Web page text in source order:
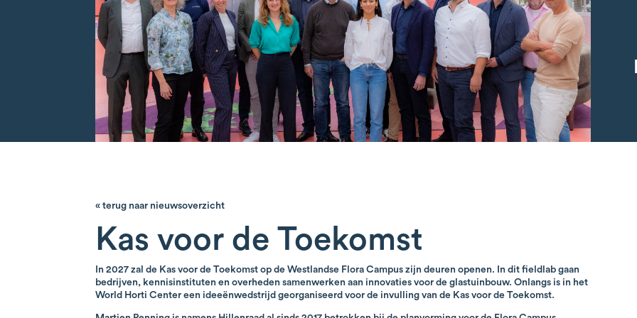
« terug naar nieuwsoverzicht
Kas voor de Toekomst
In 2027 zal de Kas voor de Toekomst op de Westlandse Flora Campus zijn deuren openen. In dit fieldlab gaan
bedrijven, kennisinstituten en overheden samenwerken aan innovaties voor de glastuinbouw. Onlangs is in het
World Horti Center een ideeënwedstrijd georganiseerd voor de invulling van de Kas voor de Toekomst.